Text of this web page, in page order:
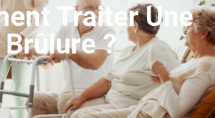
Traiter Une
Brûlure ?